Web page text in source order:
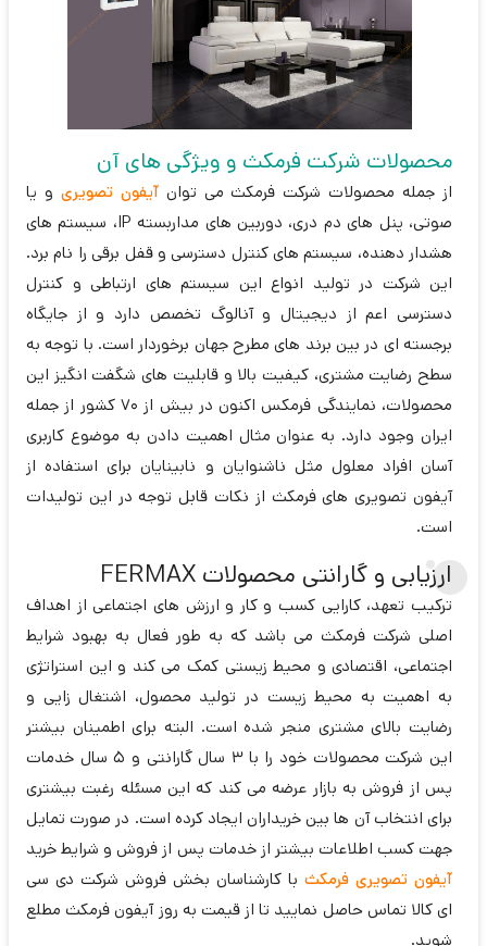
محصولات شرکت فرمکث و ویژگی های آن
از جمله محصولات شرکت فرمکث می توانآیفون تصویری و یا
صوتی، پنل های دم دری، دوربین های مداربسته IP، سیستم های
هشدار دهنده، سیستم های کنترل دسترسی و قفل برقی را نام برد.
این شرکت در تولید انواع این سیستم های ارتباطی و کنترل
دسترسی اعم از دیجیتال و آنالوگ تخصص دارد و از جایگاه
برجسته ای در بین برند های مطرح جهان برخوردار است. با توجه به
سطح رضایت مشتری، کیفیت بالا و قابلیت های شگفت انگیز این
محصولات، نمایندگی فرمکس اکنون در بیش از 70 کشور از جمله
ایران وجود دارد. به عنوان مثال اهمیت دادن به موضوع کاربری
آسان افراد معلول مثل ناشنوایان و نابینایان برای استفاده از
آیفون تصویری های فرمکث از نکات قابل توجه در این تولیدات
است.
ارزیابی و گارانتی محصولات FERMAX
ترکیب تعهد، کارایی کسب و کار و ارزش های اجتماعی از اهداف
اصلی شرکت فرمکث می باشد که به طور فعال به بهبود شرایط
اجتماعی، اقتصادی و محیط زیستی کمک می کند و این استراتژی
به اهمیت به محیط زیست در تولید محصول، اشتغال زایی و
رضایت بالای مشتری منجر شده است. البته برای اطمینان بیشتر
این شرکت محصولات خود را با 3 سال گارانتی و 5 سال خدمات
پس از فروش به بازار عرضه می کند که این مسئله رغبت بیشتری
برای انتخاب آن ها بین خریداران ایجاد کرده است. در صورت تمایل
جهت کسب اطلاعات بیشتر از خدمات پس از فروش و شرایط خرید
آیفون تصویری فرمکثبا کارشناسان بخش فروش شرکت دی سی
ای کالا تماس حاصل نمایید تا از قیمت به روز آیفون فرمکث مطلع
شوید.